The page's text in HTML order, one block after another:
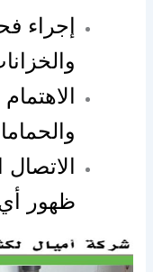
إجراء
ظهور